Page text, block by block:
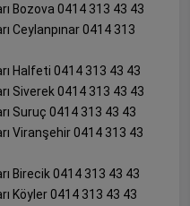
Bozova 0414 313 43 43
Ceylanpınar 0414 313
Halfeti 0414 313 43 43
Siverek 0414 313 43 43
Suruç 0414 313 43 43
Viranşehir 0414 313 43
Birecik 0414 313 43 43
Köyler 0414 313 43 43